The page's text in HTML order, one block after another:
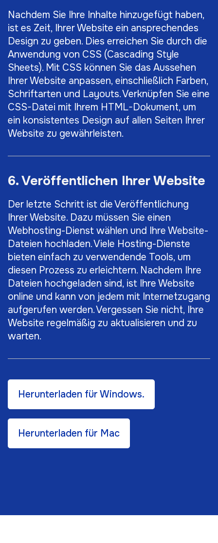
Nachdem Sie Ihre Inhalte hinzugefügt haben,
ist es Zeit, Ihrer Website ein ansprechendes
Design zu geben. Dies erreichen Sie durch die
Anwendung von CSS (Cascading Style
Sheets). Mit CSS können Sie das Aussehen
Ihrer Website anpassen, einschließlich Farben,
Schriftarten und Layouts. Verknüpfen Sie eine
CSS-Datei mit Ihrem HTML-Dokument, um
ein konsistentes Design auf allen Seiten Ihrer
Website zu gewährleisten.
6. Veröffentlichen Ihrer Website
Der letzte Schritt ist die Veröffentlichung
Ihrer Website. Dazu müssen Sie einen
Webhosting-Dienst wählen und Ihre Website-
Dateien hochladen. Viele Hosting-Dienste
bieten einfach zu verwendende Tools, um
diesen Prozess zu erleichtern. Nachdem Ihre
Dateien hochgeladen sind, ist Ihre Website
online und kann von jedem mit Internetzugang
aufgerufen werden. Vergessen Sie nicht, Ihre
Website regelmäßig zu aktualisieren und zu
warten.
Herunterladen für Windows.
Herunterladen für Mac